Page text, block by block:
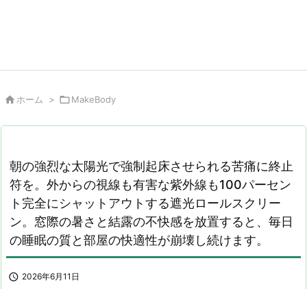
 ホーム > MakeBody
朝の強烈な太陽光で強制起床させられる苦痛に終止
符を。外からの視線も有害な紫外線も100パーセン
ト完全にシャットアウトする遮光ロールスクリー
ン。窓際の暑さと結露の不快感を放置すると、毎日
の睡眠の質と部屋の快適性が崩壊し続けます。
 2026年6月11日